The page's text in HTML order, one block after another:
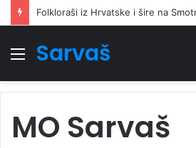
Izbornik
Sarvaš
MO Sarvaš